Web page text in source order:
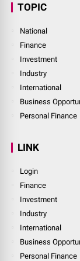
TOPIC
National
Finance
Investment
Industry
International
Business
Personal Finance
LINK
Login
Finance
Investment
Industry
International
Business
Personal Finance